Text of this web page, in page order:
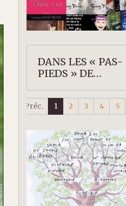
DANS LES « PAS-
PIEDS » DE
Préc. 1 2 3 4 5